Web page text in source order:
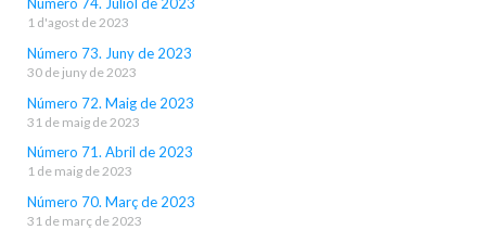
1 d'agost de 2023
Número 73. Juny de 2023
30 de juny de 2023
Número 72. Maig de 2023
31 de maig de 2023
Número 71. Abril de 2023
1 de maig de 2023
Número 70. Març de 2023
31 de març de 2023